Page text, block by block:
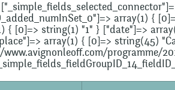
array(1) {
{ [0]=> string(1) "1" } ["date"]=>
array(1) { [0]=> string(45)
programme/